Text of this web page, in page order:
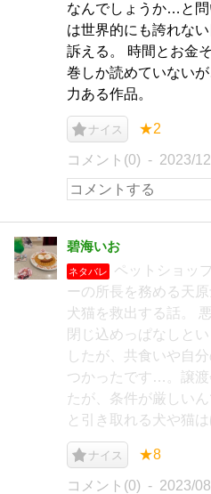
なんでしょうか…と
は世界的にも誇れな
訴える。 時間とお金
巻しか読めていない
力ある作品。
ナイス ★2
コメント(0) 2023/
碧海いお
ネタバレ
ペットショッ
ーの所長を務める天
犬猫を救出する話。
閉じ込めっぱなしと
したが、共食いや自
つかったです…。譲渡
たが、条件が厳しい
と引き取れる犬や猫は
ナイス ★8
コメント(0) 2023/